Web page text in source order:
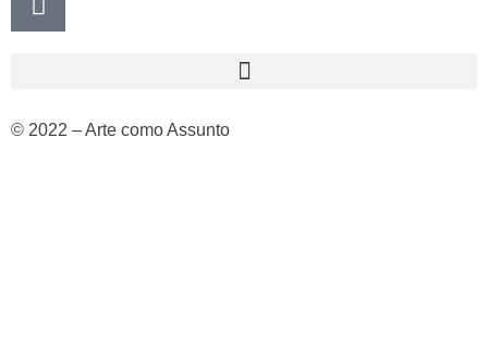
© 2022 – Arte como Assunto